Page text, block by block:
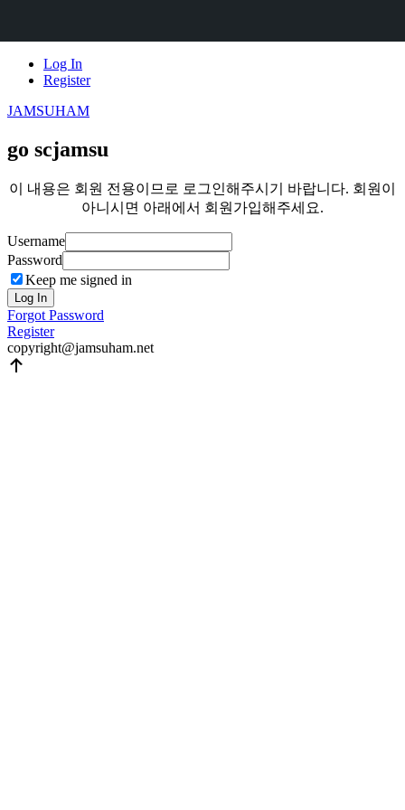
Skip
Log In
Register
JAMSUHAM
go scjamsu
이 내용은 회원 전용이므로 로그인해주시기 바랍니다. 회원이
아니시면 아래에서 회원가입해주세요.
Username
Password
Keep me signed in
Log In
Forgot Password
Register
copyright@jamsuham.net